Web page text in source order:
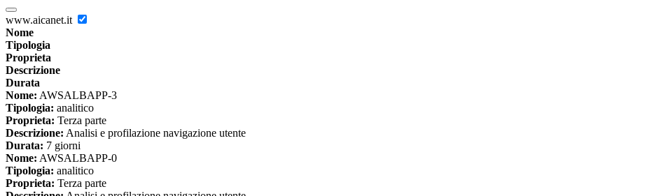
www.aicanet.it
Nome
Tipologia
Proprieta
Descrizione
Durata
Nome: AWSALBAPP-3
Tipologia: analitico
Proprieta: Terza parte
Descrizione: Analisi e profilazione navigazione utente
Durata: 7 giorni
Nome: AWSALBAPP-0
Tipologia: analitico
Proprieta: Terza parte